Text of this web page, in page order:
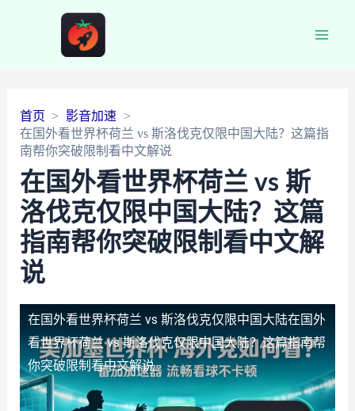
首页
影音加速
在国外看世界杯荷兰 vs 斯洛伐克仅限中国大陆？这篇指
南帮你突破限制看中文解说
在国外看世界杯荷兰 vs 斯
洛伐克仅限中国大陆？这篇
指南帮你突破限制看中文解
说
在国外看世界杯荷兰 vs 斯洛伐克仅限中国大陆在国外
看世界杯荷兰 vs 斯洛伐克仅限中国大陆？这篇指南帮
你突破限制看中文解说